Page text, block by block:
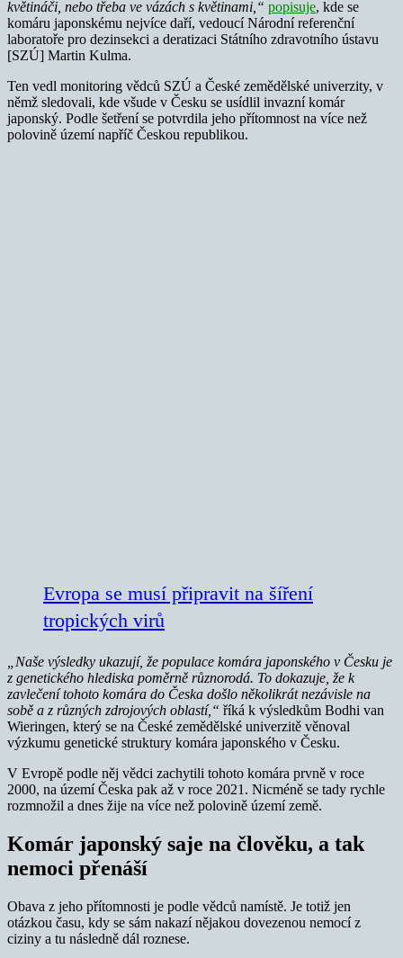
květináči, nebo třeba ve vázách s květinami,“ popisuje, kde se
komáru japonskému nejvíce daří, vedoucí Národní referenční
laboratoře pro dezinsekci a deratizaci Státního zdravotního ústavu
[SZÚ] Martin Kulma.
Ten vedl monitoring vědců SZÚ a České zemědělské univerzity, v
němž sledovali, kde všude v Česku se usídlil invazní komár
japonský. Podle šetření se potvrdila jeho přítomnost na více než
polovině území napříč Českou republikou.
Evropa se musí připravit na šíření
tropických virů
„Naše výsledky ukazují, že populace komára japonského v Česku je
z genetického hlediska poměrně různorodá. To dokazuje, že k
zavlečení tohoto komára do Česka došlo několikrát nezávisle na
sobě a z různých zdrojových oblastí,“ říká k výsledkům Bodhi van
Wieringen, který se na České zemědělské univerzitě věnoval
výzkumu genetické struktury komára japonského v Česku.
V Evropě podle něj vědci zachytili tohoto komára prvně v roce
2000, na území Česka pak až v roce 2021. Nicméně se tady rychle
rozmnožil a dnes žije na více než polovině území země.
Komár japonský saje na člověku, a tak
nemoci přenáší
Obava z jeho přítomnosti je podle vědců namístě. Je totiž jen
otázkou času, kdy se sám nakazí nějakou dovezenou nemocí z
ciziny a tu následně dál roznese.